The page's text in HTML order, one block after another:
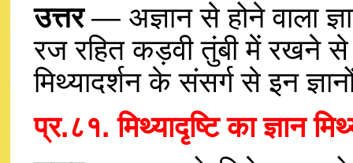
उत्तर— अज्ञान से होने वाला
रज रहित कड़वी तुंबी में रखने से
मिथ्यादर्शन के संसर्ग से इन
प्र.८१. मिथ्यादृष्टि का ज्ञान